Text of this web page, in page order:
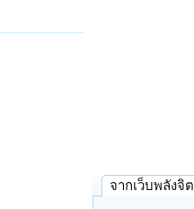
จากเว็บพลังจิต